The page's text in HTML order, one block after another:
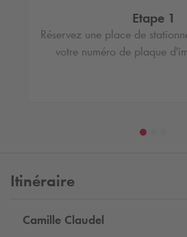
Etape 1
Réservez une place de
votre numéro de plaque
Itinéraire
Camille Claudel